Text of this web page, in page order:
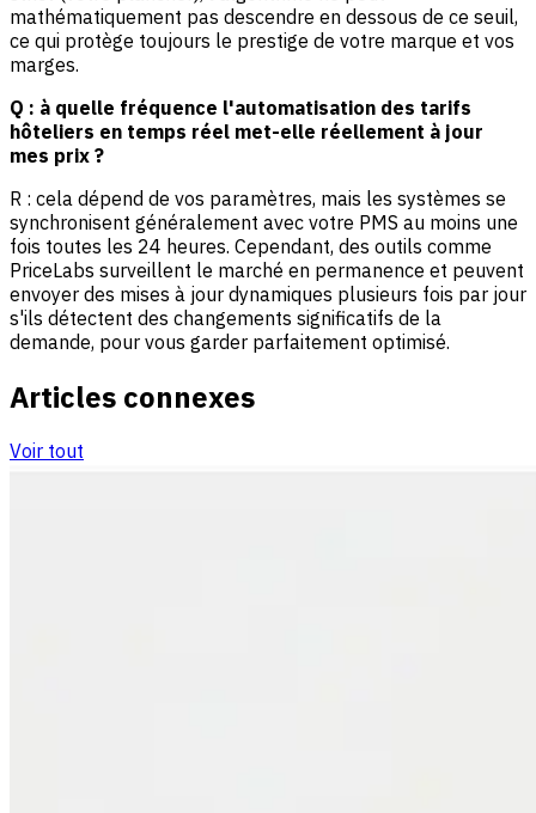
mathématiquement pas descendre en dessous de ce seuil,
ce qui protège toujours le prestige de votre marque et vos
marges.
Q : à quelle fréquence l'automatisation des tarifs
hôteliers en temps réel met-elle réellement à jour
mes prix ?
R : cela dépend de vos paramètres, mais les systèmes se
synchronisent généralement avec votre PMS au moins une
fois toutes les 24 heures. Cependant, des outils comme
PriceLabs surveillent le marché en permanence et peuvent
envoyer des mises à jour dynamiques plusieurs fois par jour
s'ils détectent des changements significatifs de la
demande, pour vous garder parfaitement optimisé.
Articles connexes
Voir tout